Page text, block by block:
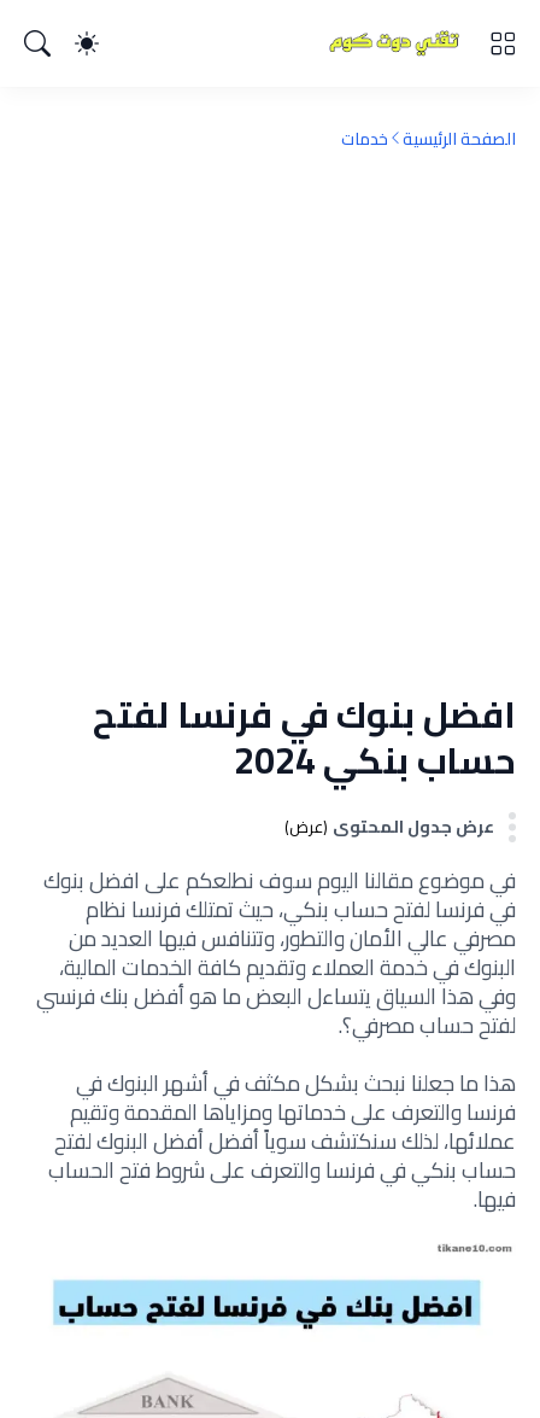
الصفحة الرئيسية خدمات
افضل بنوك في فرنسا لفتح
حساب بنكي 2024
عرض جدول المحتوى (عرض)
في موضوع مقالنا اليوم سوف نطلعكم على افضل بنوك
في فرنسا لفتح حساب بنكي، حيث تمتلك فرنسا نظام
مصرفي عالي الأمان والتطور، وتتنافس فيها العديد من
البنوك في خدمة العملاء وتقديم كافة الخدمات المالية،
وفي هذا السياق يتساءل البعض ما هو أفضل بنك فرنسي
لفتح حساب مصرفي؟.
هذا ما جعلنا نبحث بشكل مكثف في أشهر البنوك في
فرنسا والتعرف على خدماتها ومزاياها المقدمة وتقيم
عملائها، لذلك سنكتشف سوياً أفضل أفضل البنوك لفتح
حساب بنكي في فرنسا والتعرف على شروط فتح الحساب
فيها.